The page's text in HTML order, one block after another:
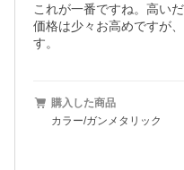
これが一番ですね。高いだ
価格は少々お高めですが
す。
購入した商品
カラー/ガンメタリック